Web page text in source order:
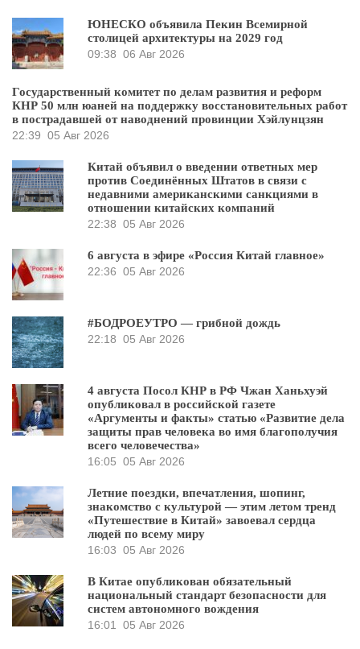
ЮНЕСКО объявила Пекин Всемирной
столицей архитектуры на 2029 год
09:38 06 Авг 2026
Государственный комитет по делам развития и реформ
КНР 50 млн юаней на поддержку восстановительных работ
в пострадавшей от наводнений провинции Хэйлунцзян
22:39 05 Авг 2026
Китай объявил о введении ответных мер
против Соединённых Штатов в связи с
недавними американскими санкциями в
отношении китайских компаний
22:38 05 Авг 2026
6 августа в эфире «Россия Китай главное»
22:36 05 Авг 2026
#БОДРОЕУТРО — грибной дождь
22:18 05 Авг 2026
4 августа Посол КНР в РФ Чжан Ханьхуэй
опубликовал в российской газете
«Аргументы и факты» статью «Развитие дела
защиты прав человека во имя благополучия
всего человечества»
16:05 05 Авг 2026
Летние поездки, впечатления, шопинг,
знакомство с культурой — этим летом тренд
«Путешествие в Китай» завоевал сердца
людей по всему миру
16:03 05 Авг 2026
В Китае опубликован обязательный
национальный стандарт безопасности для
систем автономного вождения
16:01 05 Авг 2026